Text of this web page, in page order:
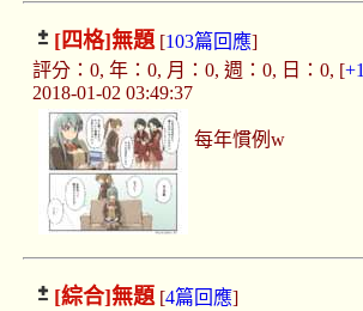
[四格]無題[103篇回應]
評分：0, 年：0, 月：0, 週：0, 日：0, [+1
2018-01-02 03:49:37
每年慣例w
[綜合]無題[4篇回應]